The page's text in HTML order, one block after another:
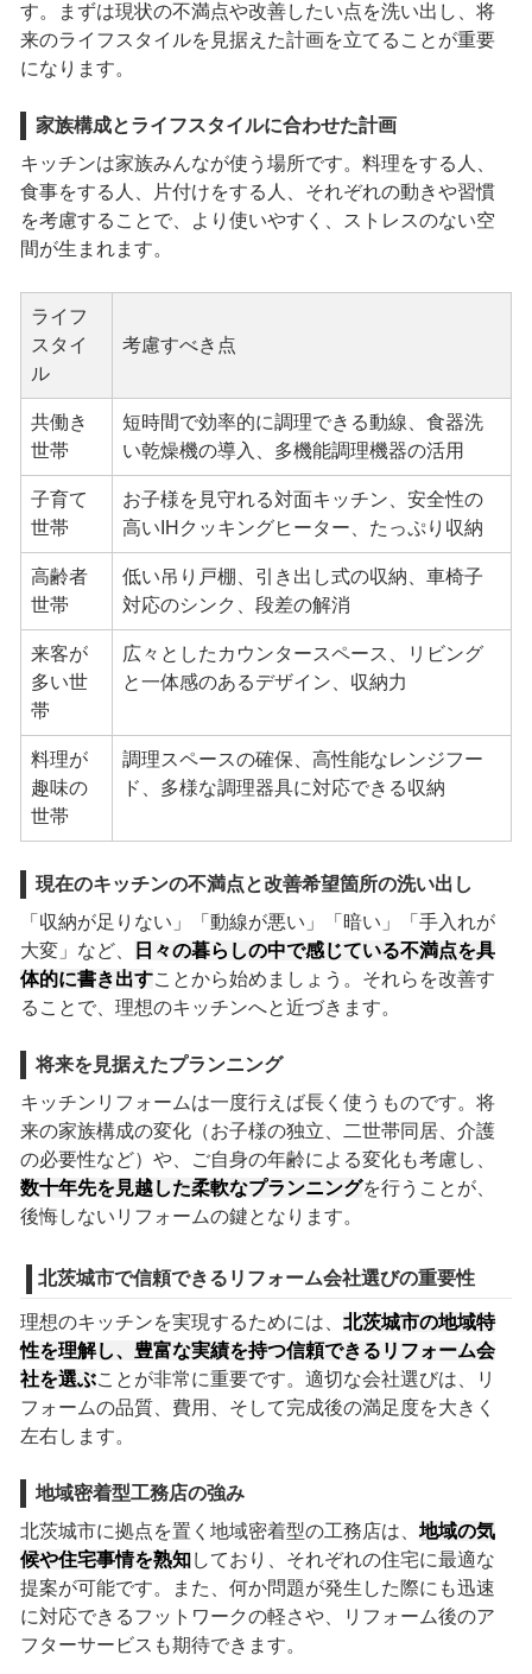
す。まずは現状の不満点や改善したい点を洗い出し、将
来のライフスタイルを見据えた計画を立てることが重要
になります。
家族構成とライフスタイルに合わせた計画
キッチンは家族みんなが使う場所です。料理をする人、
食事をする人、片付けをする人、それぞれの動きや習慣
を考慮することで、より使いやすく、ストレスのない空
間が生まれます。
ライフ
スタイ
ル
考慮すべき点
共働き
世帯
短時間で効率的に調理できる動線、食器洗
い乾燥機の導入、多機能調理機器の活用
子育て
世帯
お子様を見守れる対面キッチン、安全性の
高いIHクッキングヒーター、たっぷり収納
高齢者
世帯
低い吊り戸棚、引き出し式の収納、車椅子
対応のシンク、段差の解消
来客が
多い世
帯
広々としたカウンタースペース、リビング
と一体感のあるデザイン、収納力
料理が
趣味の
世帯
調理スペースの確保、高性能なレンジフー
ド、多様な調理器具に対応できる収納
現在のキッチンの不満点と改善希望箇所の洗い出し
「収納が足りない」「動線が悪い」「暗い」「手入れが
大変」など、
日々の暮らしの中で感じている不満点を具
体的に書き出すことから始めましょう。それらを改善す
ることで、理想のキッチンへと近づきます。
将来を見据えたプランニング
キッチンリフォームは一度行えば長く使うものです。将
来の家族構成の変化（お子様の独立、二世帯同居、介護
の必要性など）や、ご自身の年齢による変化も考慮し、
数十年先を見越した柔軟なプランニングを行うことが、
後悔しないリフォームの鍵となります。
北茨城市で信頼できるリフォーム会社選びの重要性
理想のキッチンを実現するためには、 北茨城市の地域特
性を理解し、豊富な実績を持つ信頼できるリフォーム会
社を選ぶことが非常に重要です。適切な会社選びは、リ
フォームの品質、費用、そして完成後の満足度を大きく
左右します。
地域密着型工務店の強み
北茨城市に拠点を置く地域密着型の工務店は、 地域の気
候や住宅事情を熟知しており、それぞれの住宅に最適な
提案が可能です。また、何か問題が発生した際にも迅速
に対応できるフットワークの軽さや、リフォーム後のア
フターサービスも期待できます。